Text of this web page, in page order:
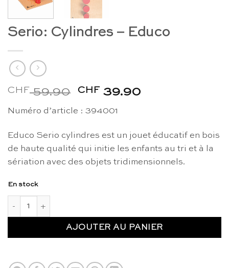
Serio: Cylindres – Educo
CHF59.90 Le
initial
était :
CHF 59.90.
CHF 39.90Le
est :
CHF 39.90.
Numéro d’article : 394001
Educo Serio cylindres est un jouet éducatif en bois
de haute qualité qui initie les enfants au tri et à la
sériation avec des objets tridimensionnels.
En stock
AJOUTER AU PANIER